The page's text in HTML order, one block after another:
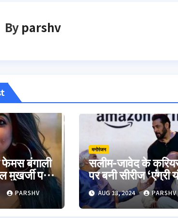
By parshv
बंगाली
मुखर्जी पर
PARSHV
मनोरंजन
सलीम-जावेद के
पर बनी सीरीज ‘एंग्री
मैन’ का ट्रेलर रिलीज़
AUG 13, 2024 PARSHV